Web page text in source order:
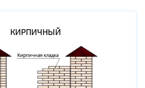
КИРПИЧНЫЙ